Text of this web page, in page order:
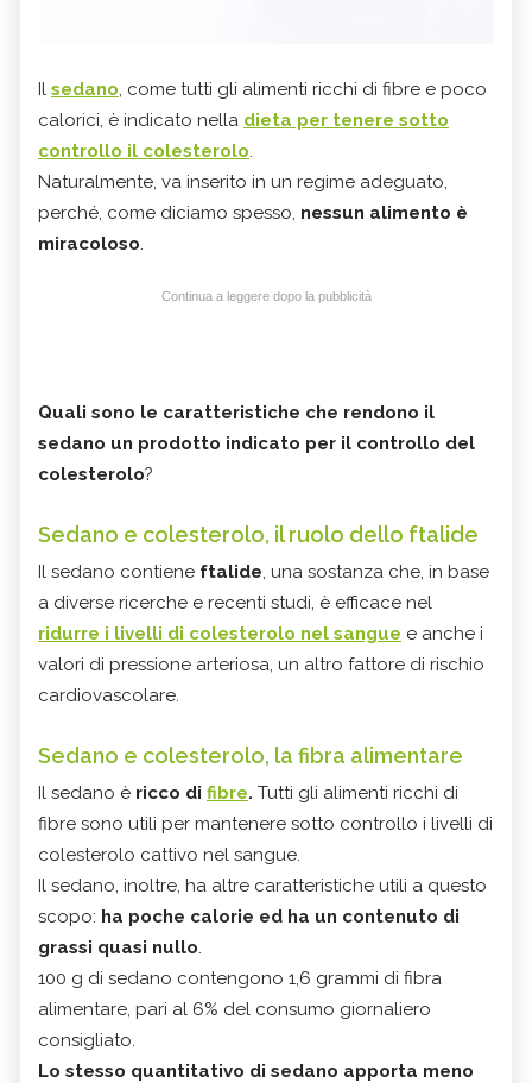
Il sedano, come tutti gli alimenti ricchi di fibre e poco
calorici, è indicato nella dieta per tenere sotto
controllo il colesterolo.
Naturalmente, va inserito in un regime adeguato,
perché, come diciamo spesso, nessun alimento è
miracoloso.
Continua a leggere dopo la pubblicità
Quali sono le caratteristiche che rendono il
sedano un prodotto indicato per il controllo del
colesterolo?
Sedano e colesterolo, il ruolo dello ftalide
Il sedano contiene ftalide, una sostanza che, in base
a diverse ricerche e recenti studi, è efficace nel
ridurre i livelli di colesterolo nel sangue e anche i
valori di pressione arteriosa, un altro fattore di rischio
cardiovascolare.
Sedano e colesterolo, la fibra alimentare
Il sedano è ricco di fibre. Tutti gli alimenti ricchi di
fibre sono utili per mantenere sotto controllo i livelli di
colesterolo cattivo nel sangue.
Il sedano, inoltre, ha altre caratteristiche utili a questo
scopo: ha poche calorie ed ha un contenuto di
grassi quasi nullo.
100 g di sedano contengono 1,6 grammi di fibra
alimentare, pari al 6% del consumo giornaliero
consigliato.
Lo stesso quantitativo di sedano apporta meno